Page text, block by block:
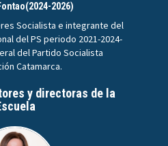
2026)
Socialista e integrante del
del PS periodo 2021-2024-
del Partido Socialista
Catamarca.
y directoras de la